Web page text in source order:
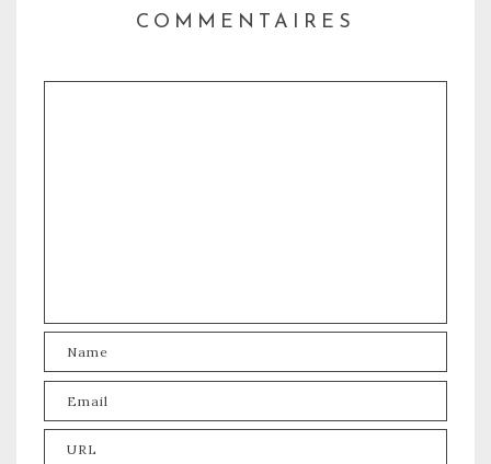
COMMENTAIRES